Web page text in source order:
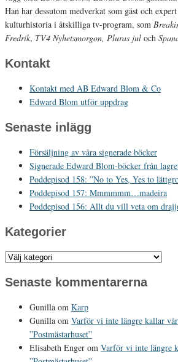
Han har dessutom medverkat som gäst och
kulturhistoria i åtskilliga tv-program, som
Fredrik, TV4 Nyhetsmorgon, Pluras jul och
Kontakt
Kontakt med AB Edward Blom & Co
Edward Blom utför uppdrag
Senaste inlägg
Försäljning av våra signerade böcker
Signerade Edward Blom-böcker från
Poddepisod 158: ”No to Yes, Yes to
Poddepisod 157: Mmmmmm…madeira
Poddepisod 156: Allt du vill veta om
Kategorier
Kategorier
Senaste kommentarerna
Gunilla om Karp
Gunilla om Varför vi inte längre kallar
”Postmästarhuset”
Elisabeth Enger om Varför vi inte längre